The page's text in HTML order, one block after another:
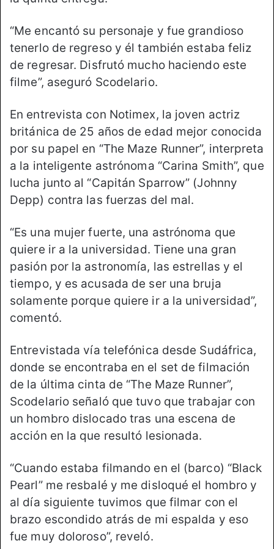
“Me encantó su personaje y fue grandioso
tenerlo de regreso y él también estaba feliz
de regresar. Disfrutó mucho haciendo este
filme”, aseguró Scodelario.
En entrevista con Notimex, la joven actriz
británica de 25 años de edad mejor conocida
por su papel en “The Maze Runner”, interpreta
a la inteligente astrónoma “Carina Smith”, que
lucha junto al “Capitán Sparrow” (Johnny
Depp) contra las fuerzas del mal.
“Es una mujer fuerte, una astrónoma que
quiere ir a la universidad. Tiene una gran
pasión por la astronomía, las estrellas y el
tiempo, y es acusada de ser una bruja
solamente porque quiere ir a la universidad”,
comentó.
Entrevistada vía telefónica desde Sudáfrica,
donde se encontraba en el set de filmación
de la última cinta de “The Maze Runner”,
Scodelario señaló que tuvo que trabajar con
un hombro dislocado tras una escena de
acción en la que resultó lesionada.
“Cuando estaba filmando en el (barco) “Black
Pearl” me resbalé y me disloqué el hombro y
al día siguiente tuvimos que filmar con el
brazo escondido atrás de mi espalda y eso
fue muy doloroso”, reveló.